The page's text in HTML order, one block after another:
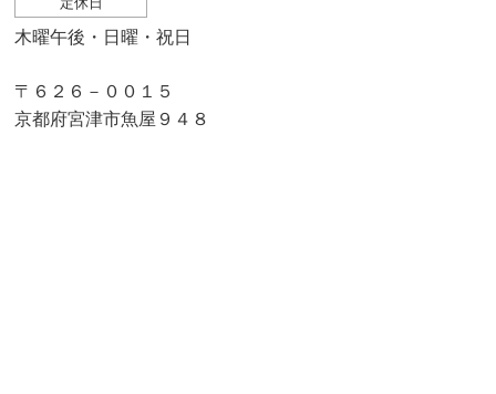
木曜午後・日曜・祝日
〒６２６－００１５
京都府宮津市魚屋９４８